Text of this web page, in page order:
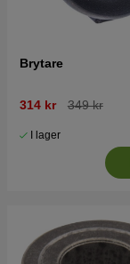
Brytare
314 kr 349 kr
I lager